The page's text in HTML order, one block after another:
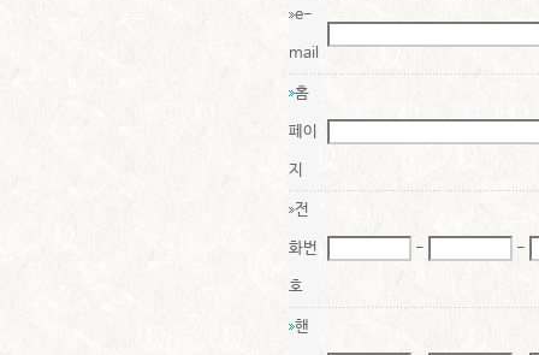
e-
mail
홈
페이
지
전
화번
호
- -
핸